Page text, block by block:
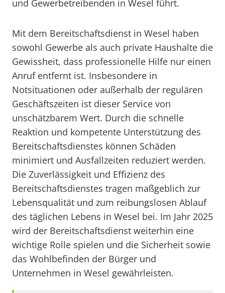
und Gewerbetreibenden in Wesel führt.
Mit dem Bereitschaftsdienst in Wesel haben
sowohl Gewerbe als auch private Haushalte die
Gewissheit, dass professionelle Hilfe nur einen
Anruf entfernt ist. Insbesondere in
Notsituationen oder außerhalb der regulären
Geschäftszeiten ist dieser Service von
unschätzbarem Wert. Durch die schnelle
Reaktion und kompetente Unterstützung des
Bereitschaftsdienstes können Schäden
minimiert und Ausfallzeiten reduziert werden.
Die Zuverlässigkeit und Effizienz des
Bereitschaftsdienstes tragen maßgeblich zur
Lebensqualität und zum reibungslosen Ablauf
des täglichen Lebens in Wesel bei. Im Jahr 2025
wird der Bereitschaftsdienst weiterhin eine
wichtige Rolle spielen und die Sicherheit sowie
das Wohlbefinden der Bürger und
Unternehmen in Wesel gewährleisten.